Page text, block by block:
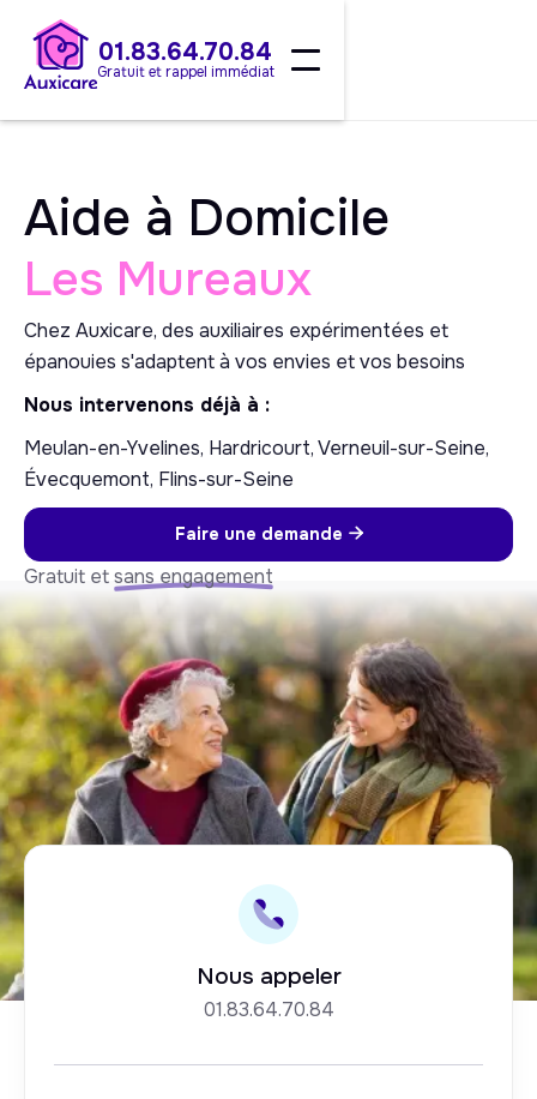
01.83.64.70.84
Gratuit et rappel immédiat
Aide à Domicile
Les Mureaux
Chez Auxicare, des auxiliaires expérimentées et
épanouies s'adaptent à vos envies et vos besoins
Nous intervenons déjà à :
Meulan-en-Yvelines, Hardricourt, Verneuil-sur-Seine,
Évecquemont, Flins-sur-Seine
Faire une demande 
Gratuit etsans engagement
Nous appeler
01.83.64.70.84